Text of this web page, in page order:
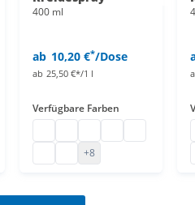
400 ml
ab 10,20 €*/Dose
ab 25,50 €*/1 l
Verfügbare Farben
Kreidespray abwaschbar
Kreidespray Neon
+8